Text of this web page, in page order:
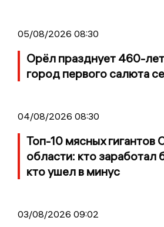
05/08/2026 08:30
Орёл празднует 460-
город первого салюта
04/08/2026 08:30
Топ-10 мясных гигантов
области: кто заработал
кто ушел в минус
03/08/2026 09:02